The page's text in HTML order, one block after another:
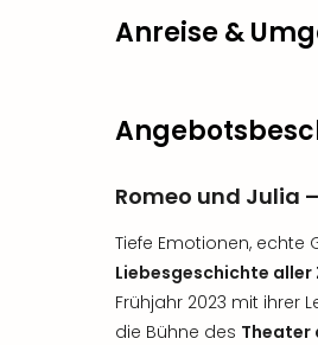
Anreise &
Romeo und Julia
Tiefe Emotionen,
Liebesgeschichte aller
Frühjahr 2023 mit ihrer
die Bühne des Theater